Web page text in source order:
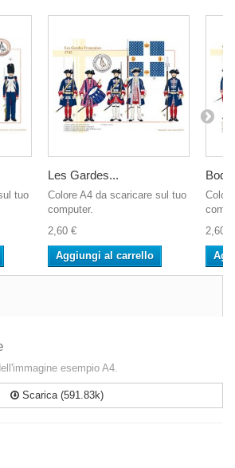
tuo
Les Gardes...
Colore A4 da scaricare sul tuo
computer.
2,60 €
Aggiungi al carrello
2,60 €
esempio A4.
Scarica (591.83k)